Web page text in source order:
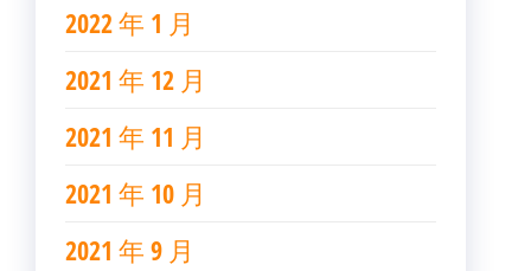
2022 年 1 月
2021 年 12 月
2021 年 11 月
2021 年 10 月
2021 年 9 月